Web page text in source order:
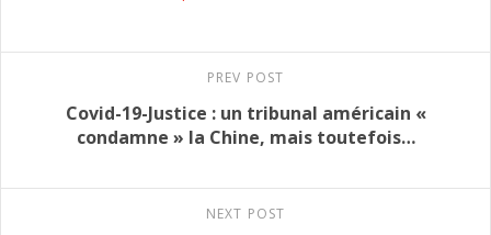
PREV POST
Covid-19-Justice : un tribunal américain «
condamne » la Chine, mais toutefois…
NEXT POST